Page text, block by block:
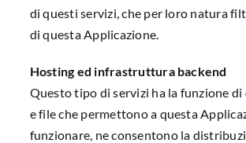
di questi servizi, che per loro natura
di questa Applicazione.
Hosting ed infrastruttura backend
Questo tipo di servizi ha la funzione
e file che permettono a questa
funzionare, ne consentono la